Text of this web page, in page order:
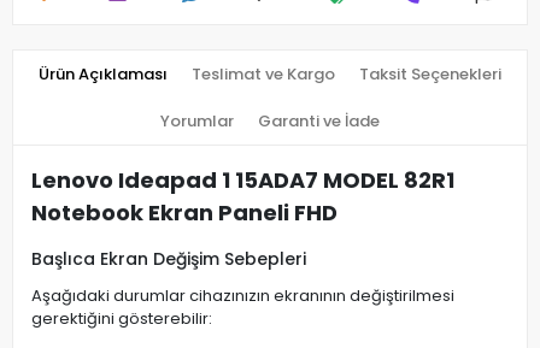
Ürün Açıklaması Teslimat ve Kargo Taksit Seçenekleri
Yorumlar Garanti ve İade
Lenovo Ideapad 1 15ADA7 MODEL 82R1
Notebook Ekran Paneli FHD
Başlıca Ekran Değişim Sebepleri
Aşağıdaki durumlar cihazınızın ekranının değiştirilmesi
gerektiğini gösterebilir: